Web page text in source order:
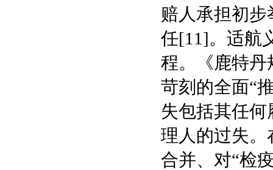
赔人承担初
任[11]。适航
程。《鹿特丹
苛刻的全面“
失包括其任
理人的过失。
合并、对“检